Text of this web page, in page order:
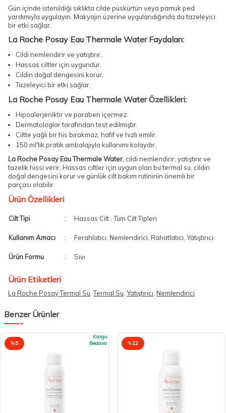
Gün içinde istenildiği sıklıkta cilde püskürtün veya pamuk ped
yardımıyla uygulayın. Makyajın üzerine uygulandığında da tazeleyici
bir etki sağlar.
La Roche Posay Eau Thermale Water Faydaları:
Cildi nemlendirir ve yatıştırır.
Hassas ciltler için uygundur.
Cildin doğal dengesini korur.
Tazeleyici bir etki sağlar.
La Roche Posay Eau Thermale Water Özellikleri:
Hipoalerjeniktir ve paraben içermez.
Dermatologlar tarafından test edilmiştir.
Ciltte yağlı bir his bırakmaz, hafif ve hızlı emilir.
150 ml'lik pratik ambalajıyla kullanımı kolaydır.
La Roche Posay Eau Thermale Water, cildi nemlendirir, yatıştırır ve
tazelik hissi verir. Hassas ciltler için uygun olan bu termal su, cildin
doğal dengesini korur ve günlük cilt bakım rutininin önemli bir
parçası olabilir.
Ürün Özellikleri
Cilt Tipi : Hassas Cilt , Tüm Cilt Tipleri
Kullanım Amacı : Ferahlatıcı, Nemlendirici, Rahatlatıcı, Yatıştırıcı
Ürün Formu : Sıvı
Ürün Etiketleri
La Roche Posay Termal Su,Termal Su, Yatıştırıcı, Nemlendirici
Benzer Ürünler
%5
Kargo
Bedava
%12